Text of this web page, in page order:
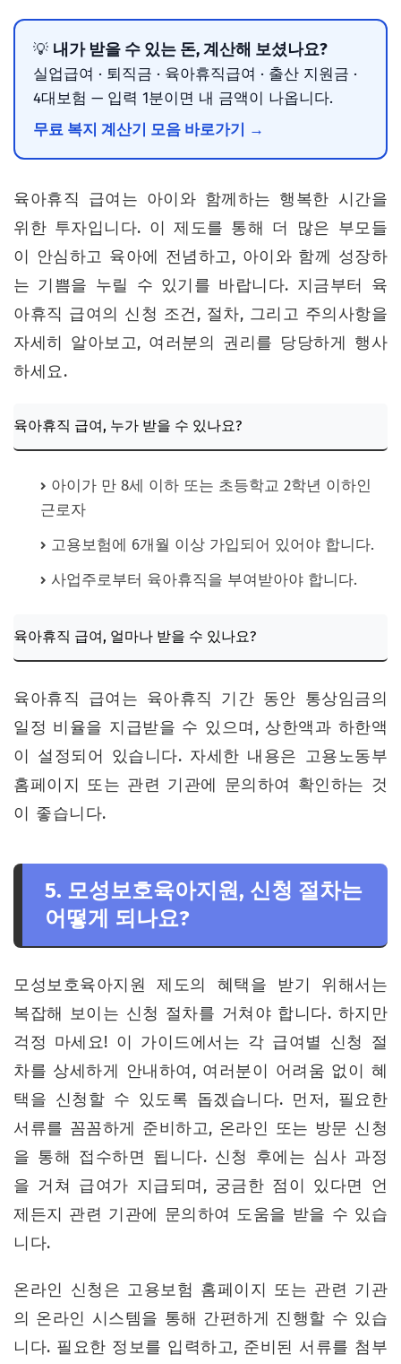
💡 내가 받을 수 있는 돈, 계산해 보셨나요?
실업급여 · 퇴직금 · 육아휴직급여 · 출산 지원금 ·
4대보험 — 입력 1분이면 내 금액이 나옵니다.
무료 복지 계산기 모음 바로가기 →
육아휴직 급여는 아이와 함께하는 행복한 시간을
위한 투자입니다. 이 제도를 통해 더 많은 부모들
이 안심하고 육아에 전념하고, 아이와 함께 성장하
는 기쁨을 누릴 수 있기를 바랍니다. 지금부터 육
아휴직 급여의 신청 조건, 절차, 그리고 주의사항을
자세히 알아보고, 여러분의 권리를 당당하게 행사
하세요.
육아휴직 급여, 누가 받을 수 있나요?
아이가 만 8세 이하 또는 초등학교 2학년 이하인
근로자
고용보험에 6개월 이상 가입되어 있어야 합니다.
사업주로부터 육아휴직을 부여받아야 합니다.
육아휴직 급여, 얼마나 받을 수 있나요?
육아휴직 급여는 육아휴직 기간 동안 통상임금의
일정 비율을 지급받을 수 있으며, 상한액과 하한액
이 설정되어 있습니다. 자세한 내용은 고용노동부
홈페이지 또는 관련 기관에 문의하여 확인하는 것
이 좋습니다.
5. 모성보호육아지원, 신청 절차는
어떻게 되나요?
모성보호육아지원 제도의 혜택을 받기 위해서는
복잡해 보이는 신청 절차를 거쳐야 합니다. 하지만
걱정 마세요! 이 가이드에서는 각 급여별 신청 절
차를 상세하게 안내하여, 여러분이 어려움 없이 혜
택을 신청할 수 있도록 돕겠습니다. 먼저, 필요한
서류를 꼼꼼하게 준비하고, 온라인 또는 방문 신청
을 통해 접수하면 됩니다. 신청 후에는 심사 과정
을 거쳐 급여가 지급되며, 궁금한 점이 있다면 언
제든지 관련 기관에 문의하여 도움을 받을 수 있습
니다.
온라인 신청은 고용보험 홈페이지 또는 관련 기관
의 온라인 시스템을 통해 간편하게 진행할 수 있습
니다. 필요한 정보를 입력하고, 준비된 서류를 첨부